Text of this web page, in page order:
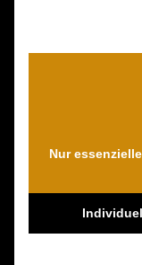
Dr.
0421 54
Zum
Nur